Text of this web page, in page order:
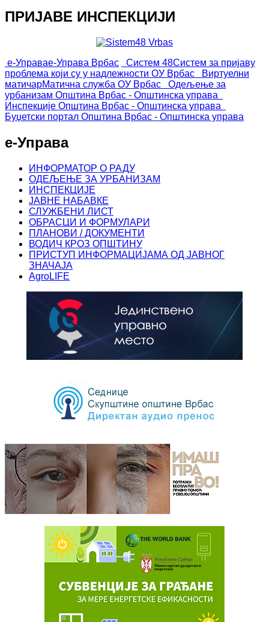
ПРИЈАВЕ ИНСПЕКЦИЈИ
е-Управае-Управа Врбас Систем 48Систем за пријаву
проблема који су у надлежности ОУ Врбас
Виртуелни
матичарМатична служба ОУ Врбас
Одељење за
урбанизам Општина Врбас - Општинска управа
Инспекције Општина Врбас - Општинска управа
Буџетски портал Општина Врбас - Општинска управа
е-Управа
ИНФОРМАТОР О РАДУ
ОДЕЉЕЊЕ ЗА УРБАНИЗАМ
ИНСПЕКЦИЈЕ
ЈАВНЕ НАБАВКЕ
СЛУЖБЕНИ ЛИСТ
ОБРАСЦИ И ФОРМУЛАРИ
ПЛАНОВИ / ДОКУМЕНТИ
ВОДИЧ КРОЗ ОПШТИНУ
ПРИСТУП ИНФОРМАЦИЈАМА ОД ЈАВНОГ
ЗНАЧАЈА
AgroLIFE